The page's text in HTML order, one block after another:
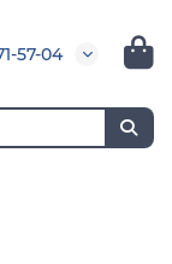
57-04